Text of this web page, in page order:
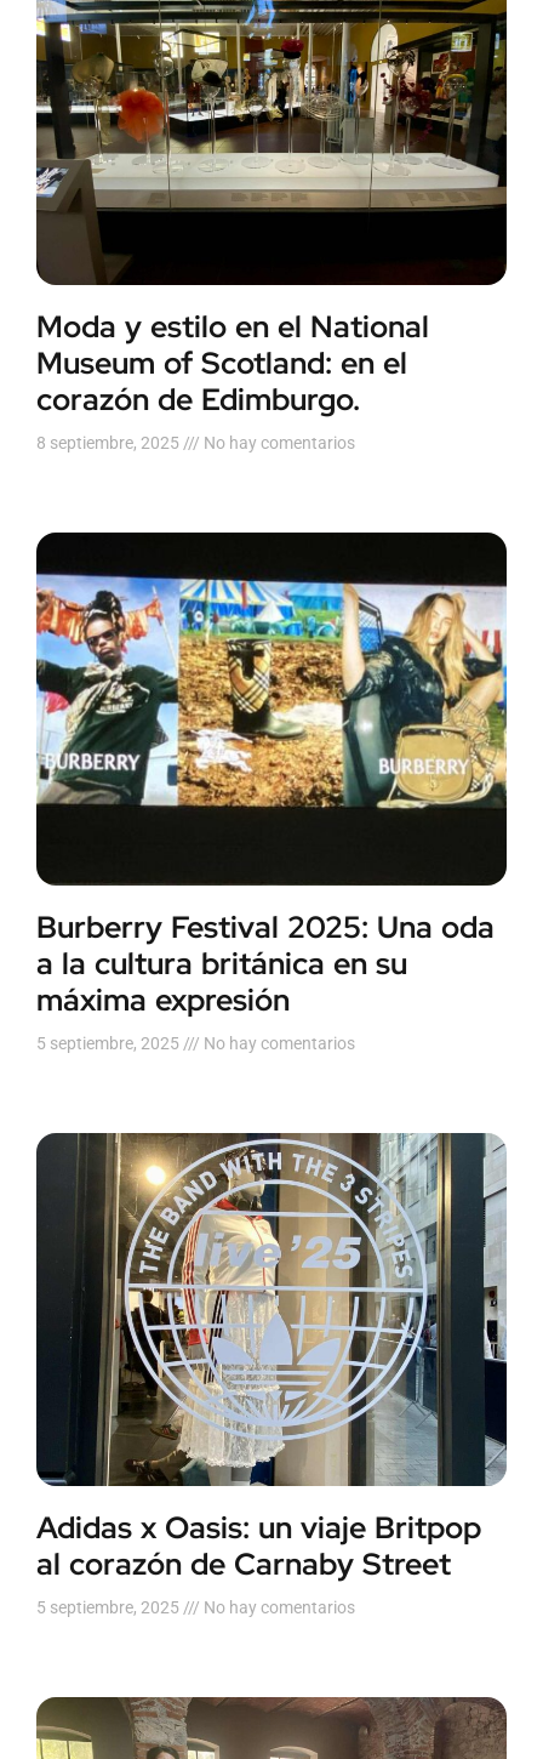
Moda y estilo en el National
Museum of Scotland: en el
corazón de Edimburgo.
8 septiembre, 2025 No hay comentarios
Burberry Festival 2025: Una oda
a la cultura británica en su
máxima expresión
5 septiembre, 2025 No hay comentarios
Adidas x Oasis: un viaje Britpop
al corazón de Carnaby Street
5 septiembre, 2025 No hay comentarios